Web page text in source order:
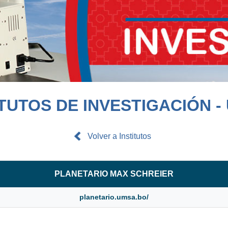
DE INVESTIGACIÓN -
Volver a Institutos
PLANETARIO MAX SCHREIER
planetario.umsa.bo/